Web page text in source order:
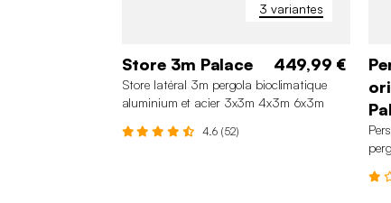
3 variantes
Store 3m Palace 449,99 €
Store latéral 3m pergola bioclimatique
aluminium et acier 3x3m 4x3m 6x3m
4.6 (52)